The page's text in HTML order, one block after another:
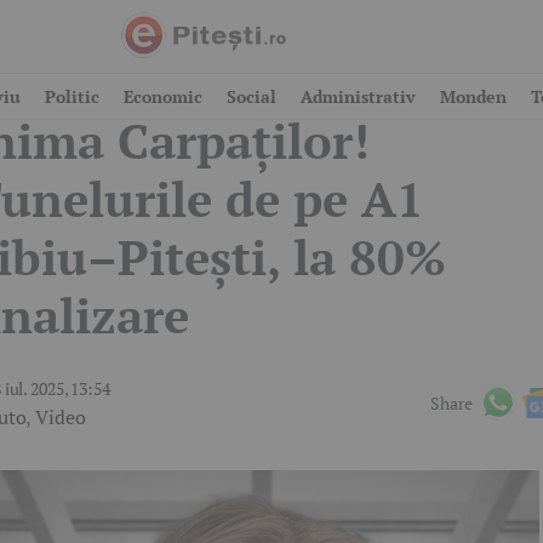
Politic Economic Social Administrativ Monden
imagini din
Carpaților!
de pe A1
la 80%
iul. 2025, 13:54
,Video
Share